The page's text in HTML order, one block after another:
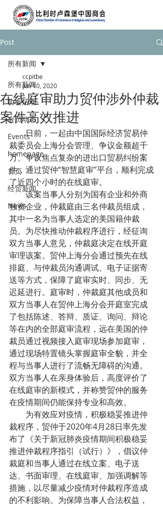
Post
所有新闻
协会活动
会员动态
Events
homepage
首页
经贸新闻
News
所有新闻
在线庭审助力贸仲涉外仲裁
案件高效推进
ccpitbe
Jun 10, 2020
        日前，一起由中国国际经济贸易仲
裁委员会上海分会管理、争议金额超千
万、争议焦点复杂的进出口贸易纠纷案
件，通过贸仲“智慧庭审”平台，顺利完成
了近四个小时的在线庭审。
        该案当事人分别为国有企业和外商
独资企业，仲裁庭由三名仲裁员组成，
其中一名为当事人选定的美国籍仲裁
员。为尽快推动仲裁程序进行，经征询
双方当事人意见，仲裁庭决定在线开庭
审理该案。贸仲上海分会通过预先在线
排庭、与仲裁员沟通调试、电子证据寄
送等方式，保障了庭审实时、同步、无
迟延进行。庭审时，仲裁庭其他成员和
双方当事人在贸仲上海分会开庭室完成
了包括陈述、答辩、质证、询问、辩论
等在内的全部庭审流程，远在美国的仲
裁员通过视频接入庭审现场参加庭审，
通过现场特置镜头掌握庭审全貌，并全
程与当事人进行了流畅无障碍的沟通。
双方当事人在亲身体验后，高度评价了
在线庭审的新模式，并称赞贸仲的服务
在疫情期间仍能保持专业和高效。
裁程序，贸仲于2020年4月28日率先发
布了《关于新冠肺炎疫情期间积极稳妥
推进仲裁程序指引（试行）》，倡议仲
裁庭和当事人通过在线立案、电子送
达、书面审理、在线庭审、加强调解等
措施，以尽量减少疫情对仲裁程序造成
的不利影响。为保障当事人合法权益，